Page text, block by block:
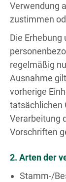
Verwendung
zustimmen
Die Erhebung
regelmäßig
Ausnahme
vorherige
tatsächlichen
Verarbeitung
Vorschriften
2. Arten der
Stamm-/